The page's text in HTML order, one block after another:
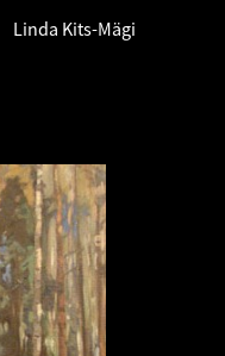
Linda Kits-Mägi